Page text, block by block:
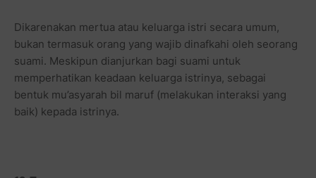
Dikarenakan mertua atau keluarga istri secara umum,
bukan termasuk orang yang wajib dinafkahi oleh seorang
suami. Meskipun dianjurkan bagi suami untuk
memperhatikan keadaan keluarga istrinya, sebagai
bentuk mu’asyarah bil maruf (melakukan interaksi yang
baik) kepada istrinya.